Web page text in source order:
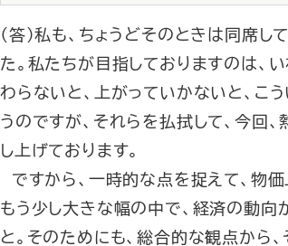
（答）私も、ちょうどそのときは同席
た。私たちが目指しておりますのは、
わらないと、上がっていかないと、こ
うのですが、それらを払拭して、今回
し上げております。
ですから、一時的な点を捉えて、物
もう少し大きな幅の中で、経済の動向
と。そのためにも、総合的な観点から